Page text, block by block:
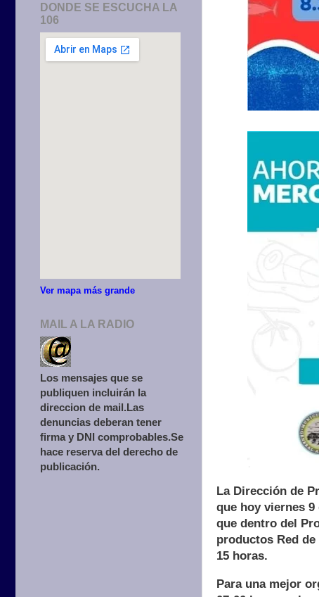
La Dirección de
que hoy viernes 9
que dentro del
productos Red
15 horas.
Para una mejor
DONDE SE ESCUCHA LA
106
Ver mapa más grande
MAIL A LA RADIO
Los mensajes que se
publiquen incluirán la
direccion de mail.Las
denuncias deberan tener
firma y DNI comprobables.Se
hace reserva del derecho de
publicación.